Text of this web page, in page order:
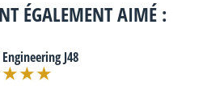
ÉGALEMENT AIMÉ :
J48